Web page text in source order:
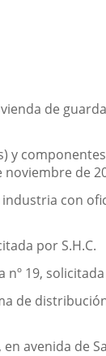
de
y
de
con
por S.H.C.
19,
de
avenida de